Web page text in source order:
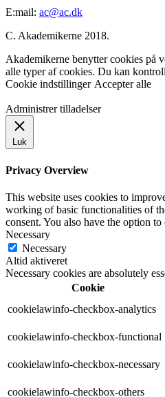
E:mail: ac@ac.dk
C. Akademikerne 2018.
Akademikerne benytter cookies på
alle typer af cookies. Du kan
Cookie indstillinger Accepter alle
Administrer tilladelser
Luk
Privacy Overview
This website uses cookies to
working of basic functionalities of
consent. You also have the option
Necessary
Necessary
Altid aktiveret
Necessary cookies are absolutely
Cookie
cookielawinfo-checkbox-analytics
cookielawinfo-checkbox-functional
cookielawinfo-checkbox-necessary
cookielawinfo-checkbox-others